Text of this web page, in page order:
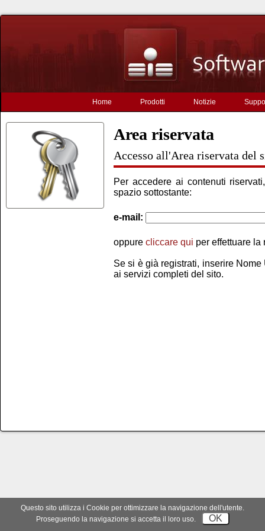
Home Prodotti Notizie
Area riservata
Accesso all'Area riservata del
Per accedere ai contenuti
spazio sottostante:
e-mail:
oppure cliccare qui per effettuare la
Se si è già registrati, inserire
ai servizi completi del sito.
Questo sito utilizza i Cookie per ottimizzare la navigazione dell'utente.
Proseguendo la navigazione si accetta il loro uso.
OK